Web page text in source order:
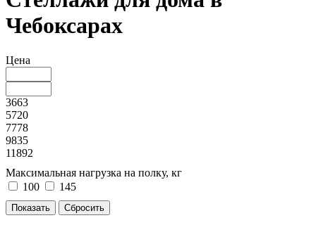
Чебоксарах
Цена
3663
5720
7778
9835
11892
Максимальная нагрузка на полку, кг
100
145